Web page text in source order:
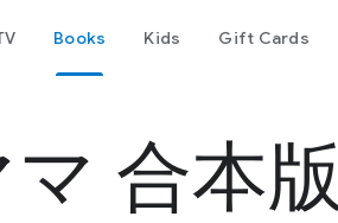
Books Kids Gift Cards
合本版